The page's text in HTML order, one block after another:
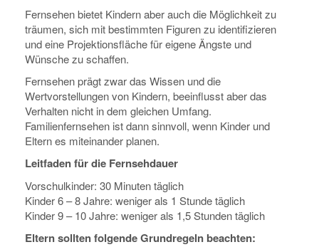
Fernsehen bietet Kindern aber auch die Möglichkeit zu
träumen, sich mit bestimmten Figuren zu identifizieren
und eine Projektionsfläche für eigene Ängste und
Wünsche zu schaffen.
Fernsehen prägt zwar das Wissen und die
Wertvorstellungen von Kindern, beeinflusst aber das
Verhalten nicht in dem gleichen Umfang.
Familienfernsehen ist dann sinnvoll, wenn Kinder und
Eltern es miteinander planen.
Leitfaden für die Fernsehdauer
Vorschulkinder: 30 Minuten täglich
Kinder 6 – 8 Jahre: weniger als 1 Stunde täglich
Kinder 9 – 10 Jahre: weniger als 1,5 Stunden täglich
Eltern sollten folgende Grundregeln beachten: